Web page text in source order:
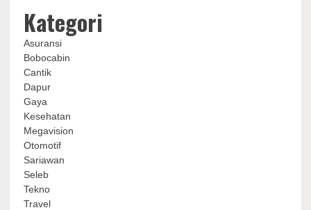
Kategori
Asuransi
Bobocabin
Cantik
Dapur
Gaya
Kesehatan
Megavision
Otomotif
Sariawan
Seleb
Tekno
Travel